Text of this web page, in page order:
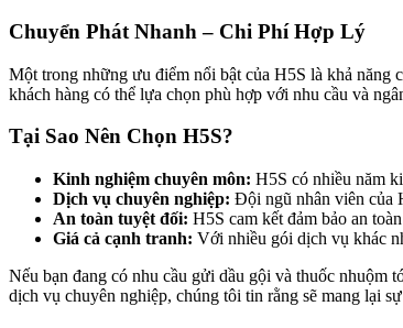
Chuyển Phát Nhanh – Chi Phí Hợp Lý
Một trong những ưu điểm nổi bật của H5S là khả năng
khách hàng có thể lựa chọn phù hợp với nhu cầu và
Tại Sao Nên Chọn H5S?
Kinh nghiệm chuyên môn: H5S có nhiều năm
Dịch vụ chuyên nghiệp: Đội ngũ nhân viên của
An toàn tuyệt đối: H5S cam kết đảm bảo an
Giá cả cạnh tranh: Với nhiều gói dịch vụ khác
Nếu bạn đang có nhu cầu gửi dầu gội và thuốc
dịch vụ chuyên nghiệp, chúng tôi tin rằng sẽ mang lại